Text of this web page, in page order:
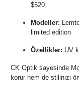
$520
Modeller:
limited edition
Özellikler: UV
CK Optik sayesinde
korur hem de stilinizi